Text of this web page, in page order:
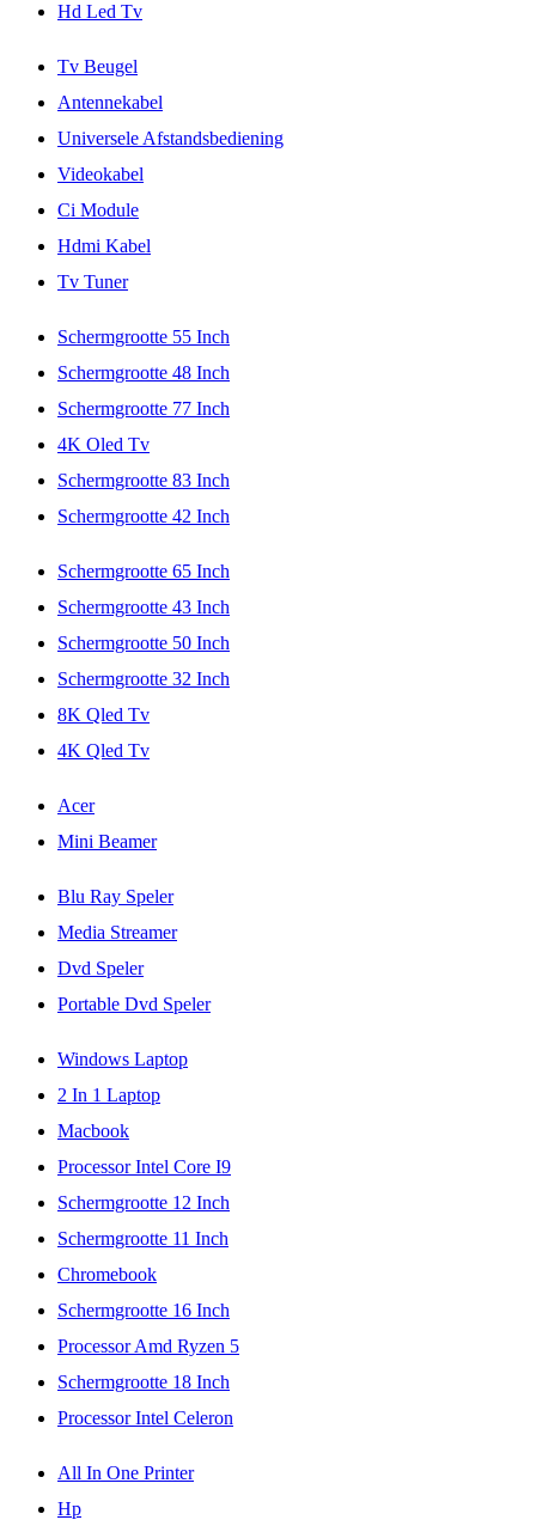
Hd Led Tv
Tv Beugel
Antennekabel
Universele Afstandsbediening
Videokabel
Ci Module
Hdmi Kabel
Tv Tuner
Schermgrootte 55 Inch
Schermgrootte 48 Inch
Schermgrootte 77 Inch
4K Oled Tv
Schermgrootte 83 Inch
Schermgrootte 42 Inch
Schermgrootte 65 Inch
Schermgrootte 43 Inch
Schermgrootte 50 Inch
Schermgrootte 32 Inch
8K Qled Tv
4K Qled Tv
Acer
Mini Beamer
Blu Ray Speler
Media Streamer
Dvd Speler
Portable Dvd Speler
Windows Laptop
2 In 1 Laptop
Macbook
Processor Intel Core I9
Schermgrootte 12 Inch
Schermgrootte 11 Inch
Chromebook
Schermgrootte 16 Inch
Processor Amd Ryzen 5
Schermgrootte 18 Inch
Processor Intel Celeron
All In One Printer
Hp